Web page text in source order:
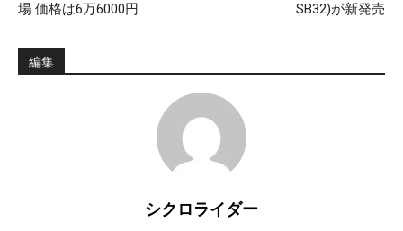
場 価格は6万6000円
SB32)が新発売
編集
シクロライダー